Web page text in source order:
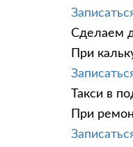
Сделаем
При
Такси в
При